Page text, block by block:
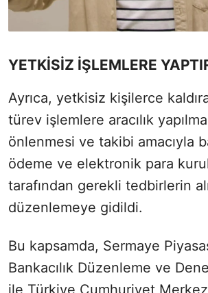
YETKİSİZ İŞLEMLERE
Ayrıca, yetkisiz kişilerce
türev işlemlere aracılık
önlenmesi ve takibi amacıyla
ödeme ve elektronik para
tarafından gerekli tedbirlerin
düzenlemeye gidildi.
Bu kapsamda, Sermaye
Bankacılık Düzenleme ve
ile Türkiye Cumhuriyet Merkez